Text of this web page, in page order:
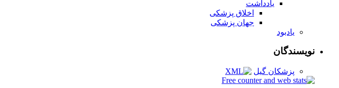
یادداشت
اخلاق پزشکی
جهان پزشکی
یادبود
نویسندگان
پزشكان گيل